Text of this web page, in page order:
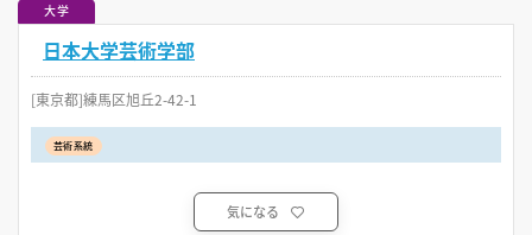
大学
日本大学芸術学部
[東京都]練馬区旭丘2-42-1
芸術系統
気になる